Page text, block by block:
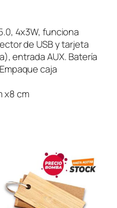
4x3W, funciona
de USB y tarjeta
entrada AUX. Batería
caja
x8 cm